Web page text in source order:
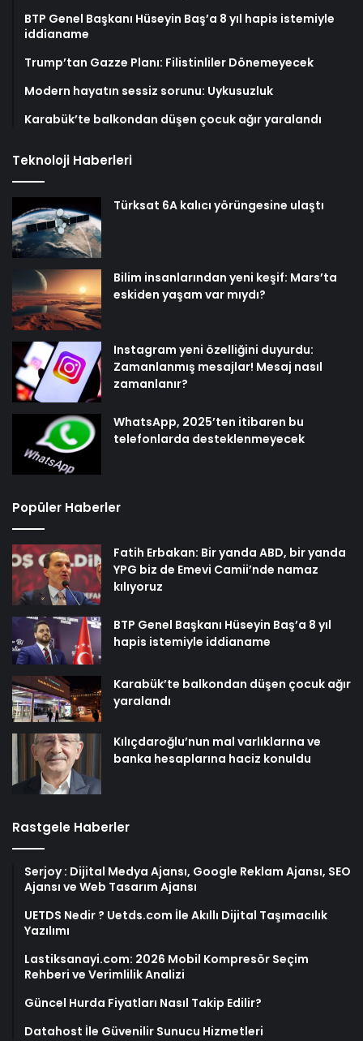
BTP Genel Başkanı Hüseyin Baş’a 8 yıl hapis istemiyle
iddianame
Trump’tan Gazze Planı: Filistinliler Dönemeyecek
Modern hayatın sessiz sorunu: Uykusuzluk
Karabük’te balkondan düşen çocuk ağır yaralandı
Teknoloji Haberleri
Türksat 6A kalıcı yörüngesine ulaştı
Bilim insanlarından yeni keşif: Mars’ta
eskiden yaşam var mıydı?
Instagram yeni özelliğini duyurdu:
Zamanlanmış mesajlar! Mesaj nasıl
zamanlanır?
WhatsApp, 2025’ten itibaren bu
telefonlarda desteklenmeyecek
Popüler Haberler
Fatih Erbakan: Bir yanda ABD, bir yanda
YPG biz de Emevi Camii’nde namaz
kılıyoruz
BTP Genel Başkanı Hüseyin Baş’a 8 yıl
hapis istemiyle iddianame
Karabük’te balkondan düşen çocuk ağır
yaralandı
Kılıçdaroğlu’nun mal varlıklarına ve
banka hesaplarına haciz konuldu
Rastgele Haberler
Serjoy : Dijital Medya Ajansı, Google Reklam Ajansı, SEO
Ajansı ve Web Tasarım Ajansı
UETDS Nedir ? Uetds.com İle Akıllı Dijital Taşımacılık
Yazılımı
Lastiksanayi.com: 2026 Mobil Kompresör Seçim
Rehberi ve Verimlilik Analizi
Güncel Hurda Fiyatları Nasıl Takip Edilir?
Datahost İle Güvenilir Sunucu Hizmetleri